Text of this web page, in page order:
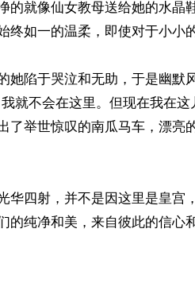
的就像仙女教母送给她的水晶
终如一的温柔，即使对于小小
她陷于哭泣和无助，于是幽默
就不会在这里。但现在我在
了举世惊叹的南瓜马车，漂亮
华四射，并不是因这里是皇宫
的纯净和美，来自彼此的信心